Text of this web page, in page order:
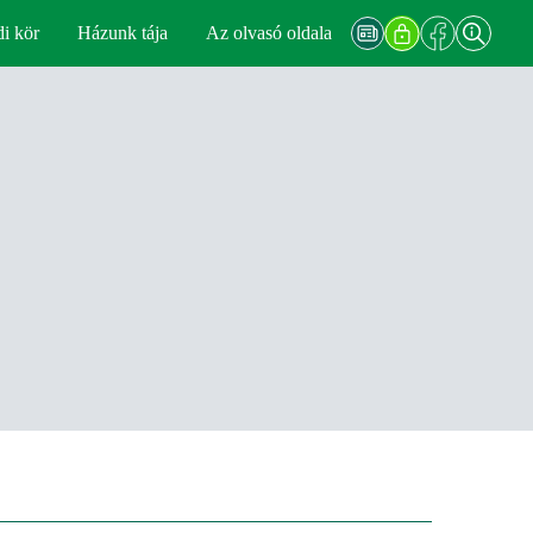
kör Házunk tája Az olvasó oldala